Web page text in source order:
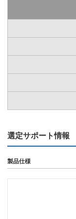
選定サポート情報
製品仕様